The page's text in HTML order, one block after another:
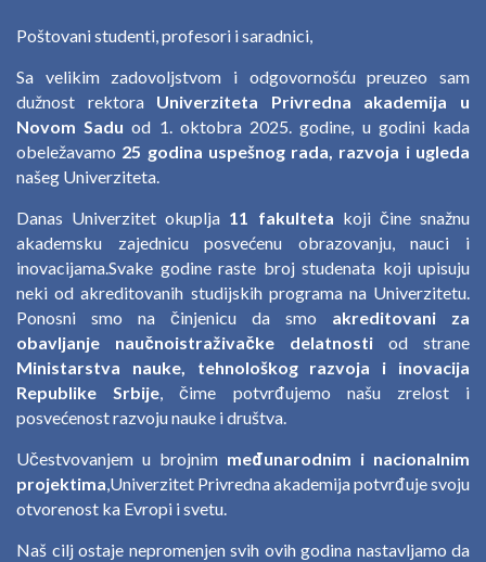
Poštovani studenti, profesori i saradnici,
Sa velikim zadovoljstvom i odgovornošću preuzeo sam
dužnost rektora Univerziteta Privredna akademija u
Novom Sadu od 1. oktobra 2025. godine, u godini kada
obeležavamo 25 godina uspešnog rada, razvoja i ugleda
našeg Univerziteta.
Danas Univerzitet okuplja 11 fakulteta koji čine snažnu
akademsku zajednicu posvećenu obrazovanju, nauci i
inovacijama.Svake godine raste broj studenata koji upisuju
neki od akreditovanih studijskih programa na Univerzitetu.
Ponosni smo na činjenicu da smo akreditovani za
obavljanje naučnoistraživačke delatnosti od strane
Ministarstva nauke, tehnološkog razvoja i inovacija
Republike Srbije , čime potvrđujemo našu zrelost i
posvećenost razvoju nauke i društva.
Učestvovanjem u brojnim međunarodnim i nacionalnim
projektima ,Univerzitet Privredna akademija potvrđuje svoju
otvorenost ka Evropi i svetu.
Naš cilj ostaje nepromenjen svih ovih godina nastavljamo da